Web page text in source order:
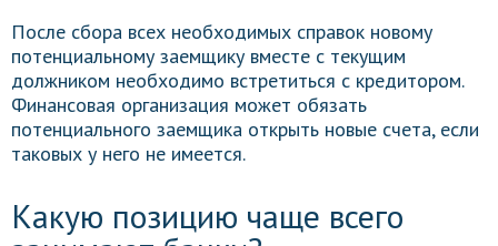
После сбора всех необходимых справок новому
потенциальному заемщику вместе с текущим
должником необходимо встретиться с кредитором.
Финансовая организация может обязать
потенциального заемщика открыть новые счета, если
таковых у него не имеется.
Какую позицию чаще всего